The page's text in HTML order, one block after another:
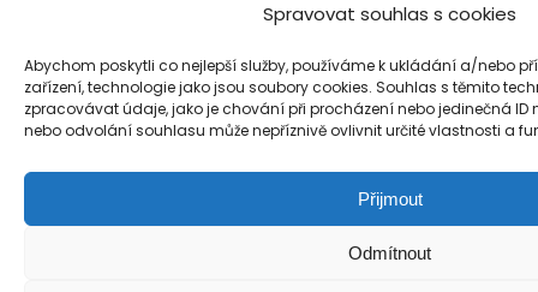
Spravovat souhlas s cookies
Abychom poskytli co nejlepší služby, používáme k ukládání a/nebo
zařízení, technologie jako jsou soubory cookies. Souhlas s těmito
zpracovávat údaje, jako je chování při procházení nebo jedinečná ID
nebo odvolání souhlasu může nepříznivě ovlivnit určité vlastnosti a
Přijmout
Odmítnout